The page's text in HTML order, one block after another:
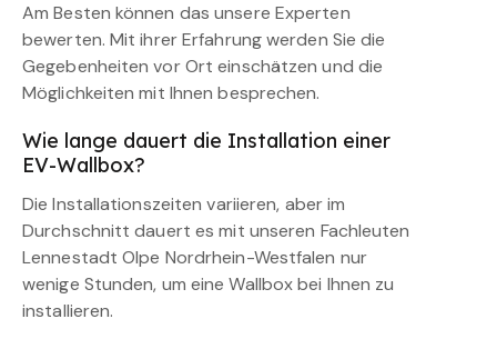
Am Besten können das unsere Experten
bewerten. Mit ihrer Erfahrung werden Sie die
Gegebenheiten vor Ort einschätzen und die
Möglichkeiten mit Ihnen besprechen.
Wie lange dauert die Installation einer
EV-Wallbox?
Die Installationszeiten variieren, aber im
Durchschnitt dauert es mit unseren Fachleuten
Lennestadt Olpe Nordrhein-Westfalen nur
wenige Stunden, um eine Wallbox bei Ihnen zu
installieren.